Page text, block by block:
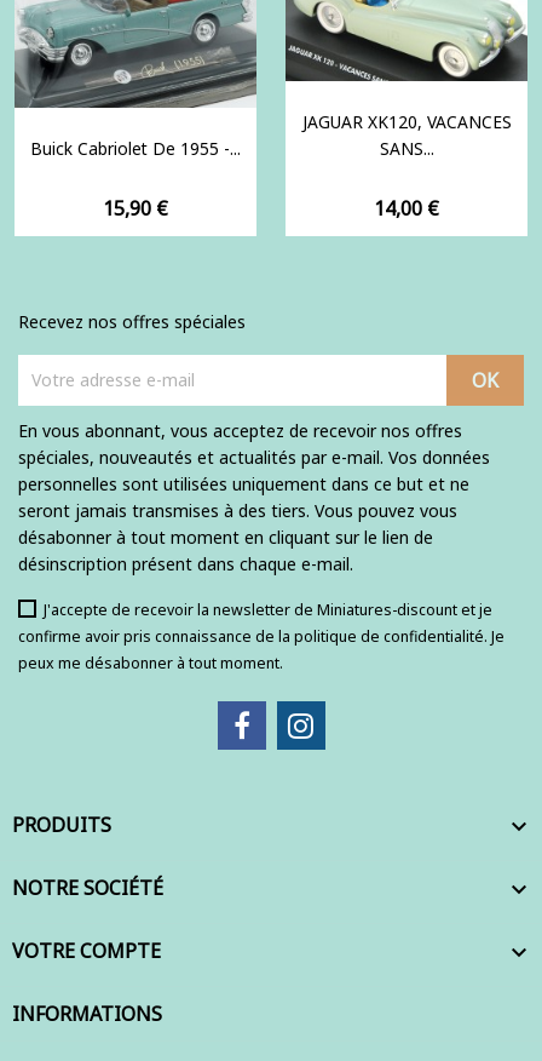
Buick Cabriolet De 1955 -...
Prix
15,90 €
JAGUAR XK120, VACANCES
SANS...
Prix
14,00 €
Recevez nos offres spéciales
En vous abonnant, vous acceptez de recevoir nos offres
spéciales, nouveautés et actualités par e-mail. Vos données
personnelles sont utilisées uniquement dans ce but et ne
seront jamais transmises à des tiers. Vous pouvez vous
désabonner à tout moment en cliquant sur le lien de
désinscription présent dans chaque e-mail.
J'accepte de recevoir la newsletter de Miniatures-discount et je
confirme avoir pris connaissance de la politique de confidentialité. Je
peux me désabonner à tout moment.
PRODUITS 
NOTRE SOCIÉTÉ 
VOTRE COMPTE 
INFORMATIONS